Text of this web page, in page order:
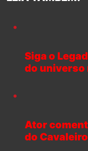
Siga o
do universo
Ator
do